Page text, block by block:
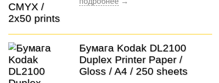
Бумага Kodak DL2100
Duplex Printer Paper /
Gloss / A4 / 250 sheets